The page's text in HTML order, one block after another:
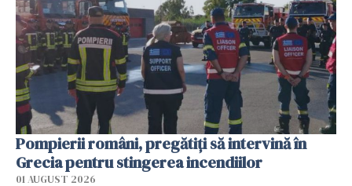
Pompierii români, pregătiţi să intervină în
Grecia pentru stingerea incendiilor
01 AUGUST 2026